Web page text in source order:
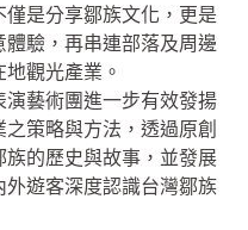
僅是分享鄒族文化，更是
驗，再串連部落及周邊
觀光產業。
藝術團進一步有效發揚
策略與方法，透過原創
的歷史與故事，並發展
遊客深度認識台灣鄒族